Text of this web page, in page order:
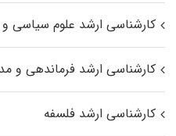
کارشناسی ارشد علوم سیاسی و
کارشناسی ارشد فرماندهی و
کارشناسی ارشد فلسفه